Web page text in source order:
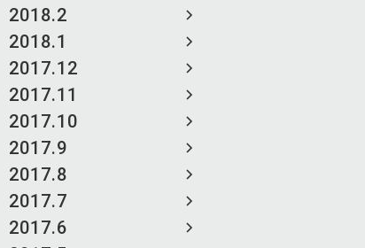
2018.2
2018.1
2017.12
2017.11
2017.10
2017.9
2017.8
2017.7
2017.6